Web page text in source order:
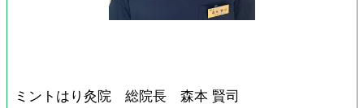
ミントはり灸院 総院長 森本 賢司